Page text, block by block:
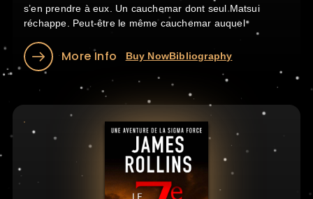
s’en prendre à eux. Un cauchemar dont seul Matsui
réchappe. Peut-être le même cauchemar auquel
More Info Buy NowBibliography